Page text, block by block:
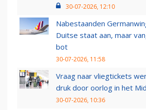
30-07-2026, 12:10
Nabestaanden
Duitse staat aan, maar
bot
30-07-2026, 11:58
Vraag naar vliegtickets
druk door oorlog in het
30-07-2026, 10:36